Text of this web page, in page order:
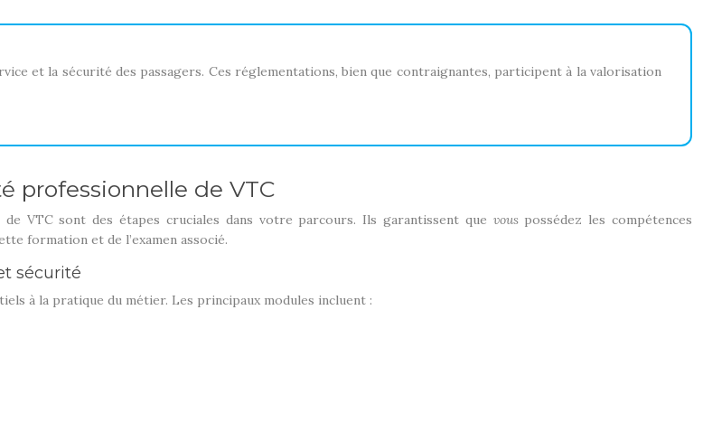
et la sécurité des passagers. Ces réglementations, bien que contraignantes, participent à la valorisation
professionnelle de VTC
VTC sont des étapes cruciales dans votre parcours. Ils garantissent que vous possédez les compétences
formation et de l’examen associé.
sécurité
à la pratique du métier. Les principaux modules incluent :